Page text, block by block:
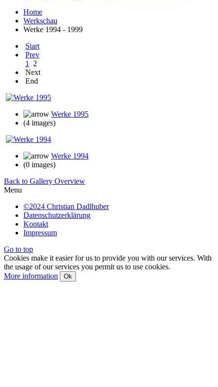
Home
Werkschau
Werke 1994 - 1999
Start
Prev
1
2
Next
End
Werke 1995
(4 images)
Werke 1994
(0 images)
Back to Gallery Overview
Menu
©2024 Christian Dadlhuber
Datenschutzerklärung
Kontakt
Impressum
Go to top
Cookies make it easier for us to provide you with our services. With
the usage of our services you permit us to use cookies.
More information
Ok